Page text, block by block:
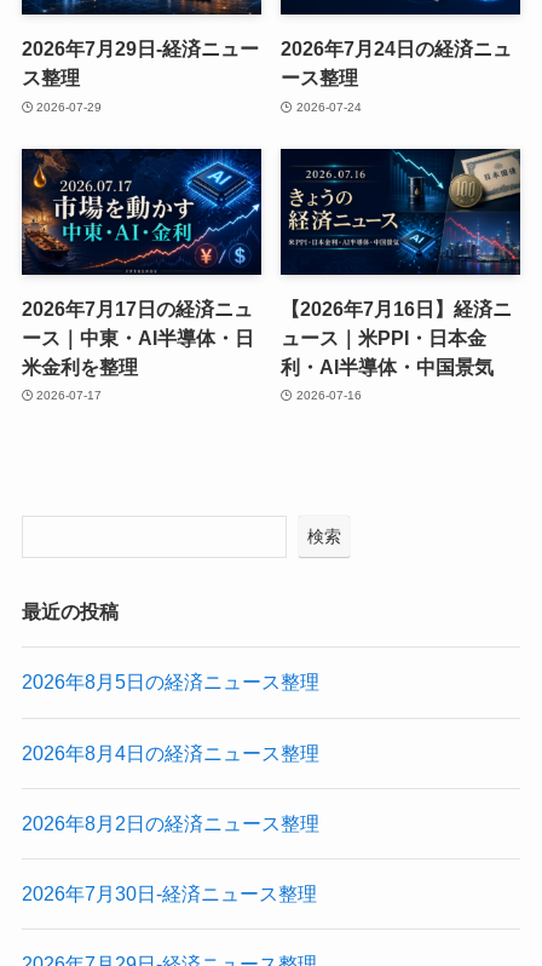
2026年7月29日-経済ニュー
ス整理
2026-07-29
2026年7月24日の経済ニュ
ース整理
2026-07-24
2026年7月17日の経済ニュ
ース｜中東・AI半導体・日
米金利を整理
2026-07-17
【2026年7月16日】経済ニ
ュース｜米PPI・日本金
利・AI半導体・中国景気
2026-07-16
検索
最近の投稿
2026年8月5日の経済ニュース整理
2026年8月4日の経済ニュース整理
2026年8月2日の経済ニュース整理
2026年7月30日-経済ニュース整理